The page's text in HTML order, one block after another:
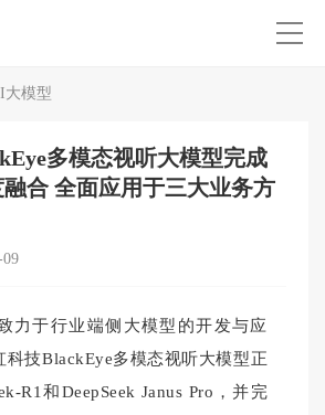
大模型
多模态视听大模型完成
融合 全面应用于三大业务方
力于行业端侧大模型的开发与应
科技BlackEye多模态视听大模型正
R1和DeepSeek Janus Pro，并完